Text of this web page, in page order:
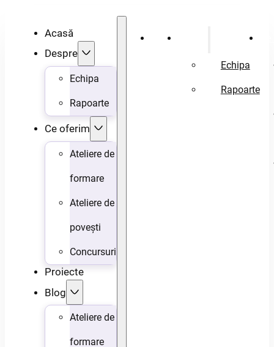
Acasă
Despre
Echipa
Rapoarte
Ce oferim
Ateliere de
formare
Ateliere de
povești
Concursuri
Proiecte
Blog
Ateliere de
formare
Acasă
Echipa
Rapoarte